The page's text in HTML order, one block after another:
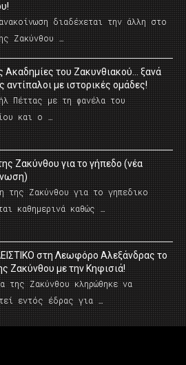
διαδέχεται την άλλη στο
Ζακύνθου …
Ακαδημίες του Ζακυνθιακού… ξανά
αντίπαλοι με ιστορικές ομάδες!
Πέττας με τη φανέλα του
και ο …
Ζακύνθου για το γήπεδο (νέα
της Ζακύνθου για το γηπεδικο
καθημερινά καθώς …
στη Λεωφόρο Αλεξάνδρας το
Ζακύνθου με την Κηφισιά!
της Ζακύνθου κληρώθηκε να
εντός έδρας για …